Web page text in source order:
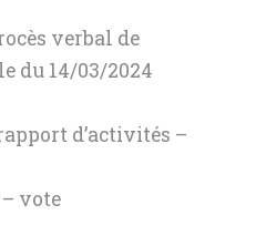
verbal de
du 14/03/2024
d’activités –
vote